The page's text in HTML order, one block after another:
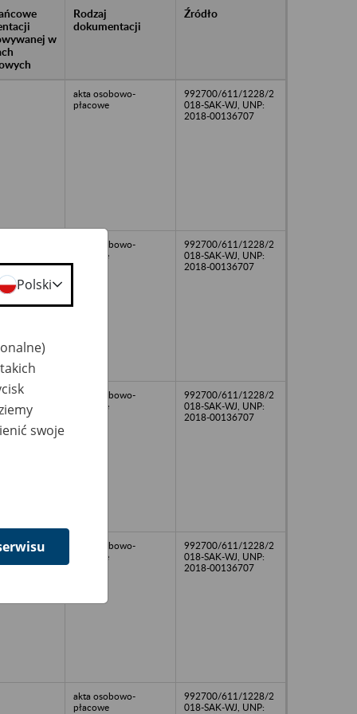
w
Rodzaj
dokumentacji
Źródło
akta osobowo-
płacowe
992700/611/1228/2
018-SAK-WJ, UNP:
2018-00136707
akta osobowo-
płacowe
992700/611/1228/2
018-SAK-WJ, UNP:
2018-00136707
akta osobowo-
płacowe
992700/611/1228/2
018-SAK-WJ, UNP:
2018-00136707
akta osobowo-
płacowe
992700/611/1228/2
018-SAK-WJ, UNP:
2018-00136707
akta osobowo-
płacowe
992700/611/1228/2
018-SAK-WJ, UNP:
Polski
swoje